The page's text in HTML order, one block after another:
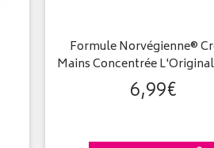
Formule Norvégienne®
Mains Concentrée
6,99€